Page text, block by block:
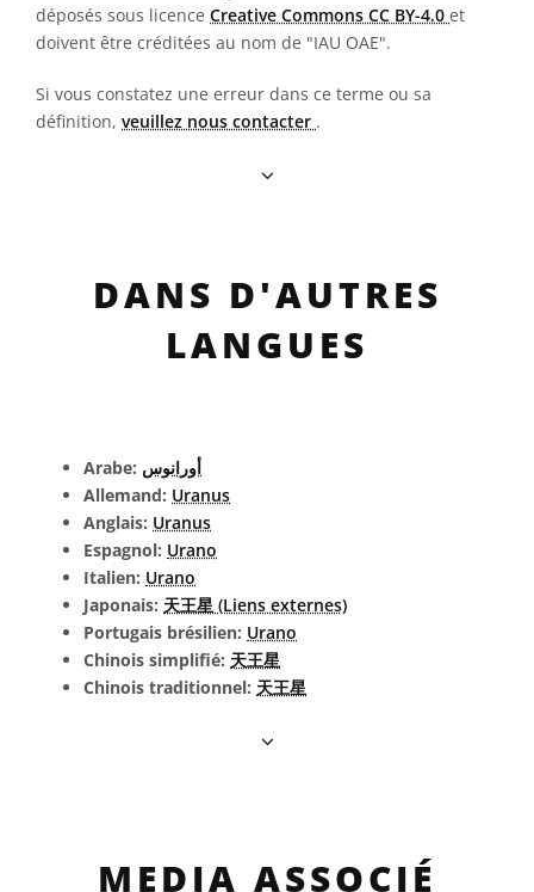
déposés sous licence Creative Commons CC BY-4.0 et
doivent être créditées au nom de "IAU OAE".
Si vous constatez une erreur dans ce terme ou sa
définition, veuillez nous contacter .
DANS D'AUTRES
LANGUES
Arabe: أورانوس
Allemand: Uranus
Anglais: Uranus
Espagnol: Urano
Italien: Urano
Japonais: 天王星 (Liens externes)
Portugais brésilien: Urano
Chinois simplifié: 天王星
Chinois traditionnel: 天王星
MEDIA ASSOCIÉ